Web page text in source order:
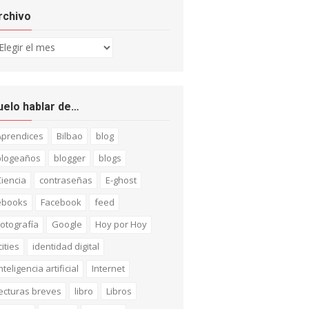
hablar de…
Bilbao
blog
blogger
blogs
contraseñas
E-ghost
Facebook
feed
Google
Hoy por Hoy
identidad digital
artificial
Internet
breves
libro
Libros